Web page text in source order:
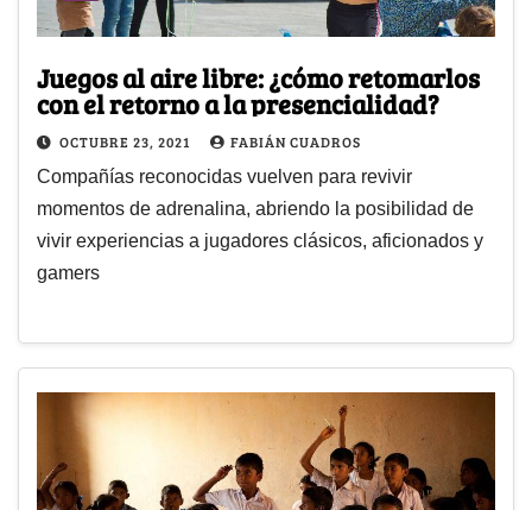
Juegos al aire libre: ¿cómo retomarlos
con el retorno a la presencialidad?
OCTUBRE 23, 2021 FABIÁN CUADROS
Compañías reconocidas vuelven para revivir
momentos de adrenalina, abriendo la posibilidad de
vivir experiencias a jugadores clásicos, aficionados y
gamers